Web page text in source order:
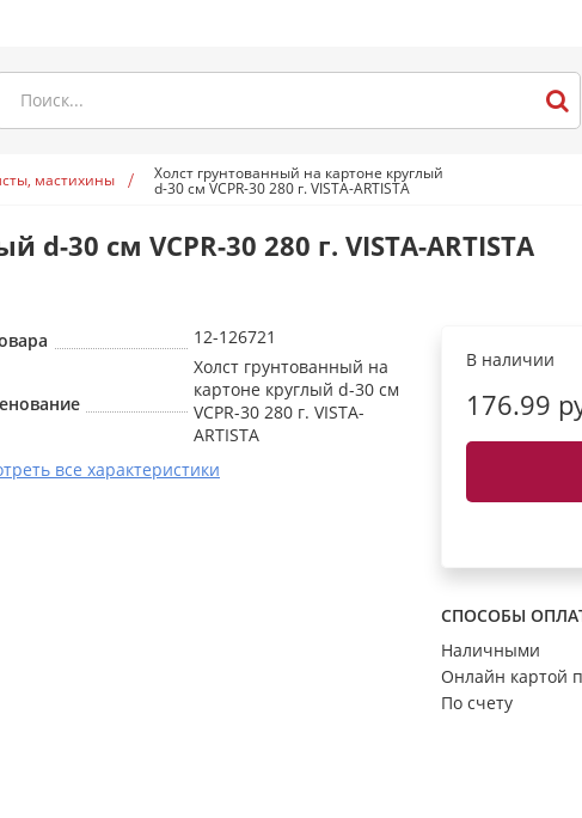
мастихины Холст грунтованный на картоне круглый
d-30 см VCPR-30 280 г. VISTA-ARTISTA
30 см VCPR-30 280 г. VISTA-ARTISTA
12-126721
Холст грунтованный на
картоне круглый d-30 см
VCPR-30 280 г. VISTA-
ARTISTA
все характеристики
В наличии
176.99
СПОСОБЫ
Наличными
Онлайн картой
По счету